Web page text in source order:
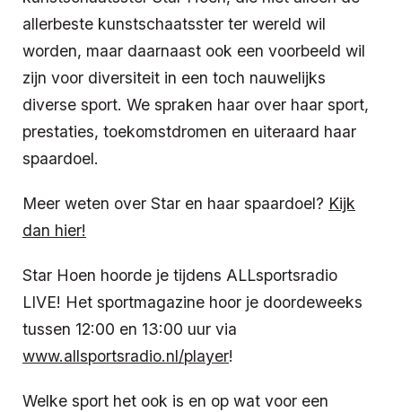
allerbeste kunstschaatsster ter wereld wil
worden, maar daarnaast ook een voorbeeld wil
zijn voor diversiteit in een toch nauwelijks
diverse sport. We spraken haar over haar sport,
prestaties, toekomstdromen en uiteraard haar
spaardoel.
Meer weten over Star en haar spaardoel? Kijk
dan hier!
Star Hoen hoorde je tijdens ALLsportsradio
LIVE! Het sportmagazine hoor je doordeweeks
tussen 12:00 en 13:00 uur via
www.allsportsradio.nl/player!
Welke sport het ook is en op wat voor een